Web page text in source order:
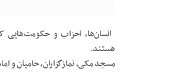
انسان‌ها، احزاب و حکومت‌هایی
هستند.
مسجد مکی، نمازگزاران، حامیان و